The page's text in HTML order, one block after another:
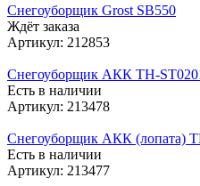
Снегоуборщик Grost SB550
Ждёт заказа
Артикул: 212853
Снегоуборщик АКК TH-
Есть в наличии
Артикул: 213478
Снегоуборщик АКК (лопата)
Есть в наличии
Артикул: 213477